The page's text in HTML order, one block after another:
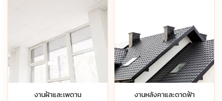
งานฝ้าและเพดาน งานหลังคาและดาดฟ้า